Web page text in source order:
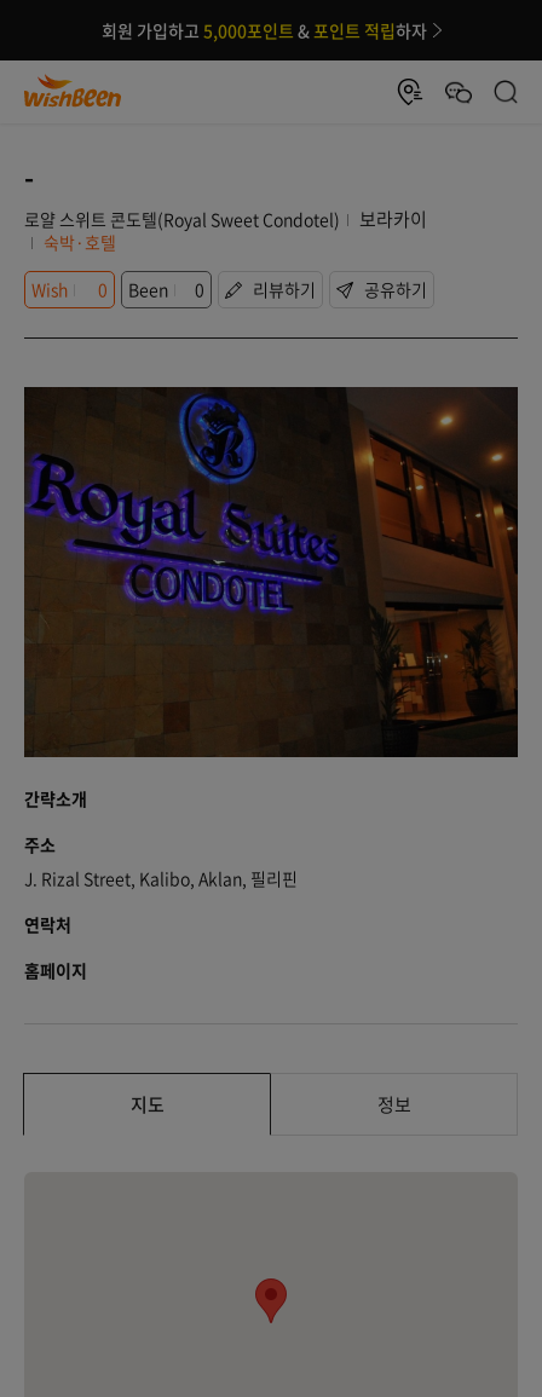
회원 가입하고 5,000포인트 &포인트 적립하자
-
로얄 스위트 콘도텔(Royal Sweet Condotel) 보라카이
숙박·호텔
Wish
0 Been 0 리뷰하기 공유하기
간략소개
주소
J. Rizal Street, Kalibo, Aklan, 필리핀
연락처
홈페이지
지도 정보